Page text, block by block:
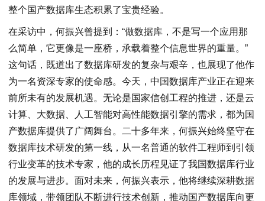
整个国产数据库生态积累了宝贵经验。
在采访中，何振兴曾提到：“做数据库，不是写一个应用那
么简单，它更像是一座桥，承载着整个信息世界的重量。”
这句话，既道出了数据库研发的复杂与艰辛，也展现了他作
为一名资深专家的使命感。今天，中国数据库产业正在迎来
前所未有的发展机遇。无论是国家信创工程的推进，还是云
计算、大数据、人工智能对高性能数据引擎的需求，都为国
产数据库提供了广阔舞台。二十多年来，何振兴始终坚守在
数据库技术研发的第一线，从一名普通的软件工程师到引领
行业变革的技术专家，他的成长历程见证了我国数据库行业
的发展与进步。面对未来，何振兴表示，他将继续深耕数据
库领域，带领团队不断进行技术创新，推动国产数据库向更